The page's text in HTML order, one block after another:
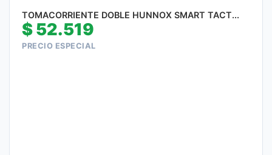
TOMACORRIENTE DOBLE HUNNOX SMART TACT...
$52.519
PRECIO ESPECIAL